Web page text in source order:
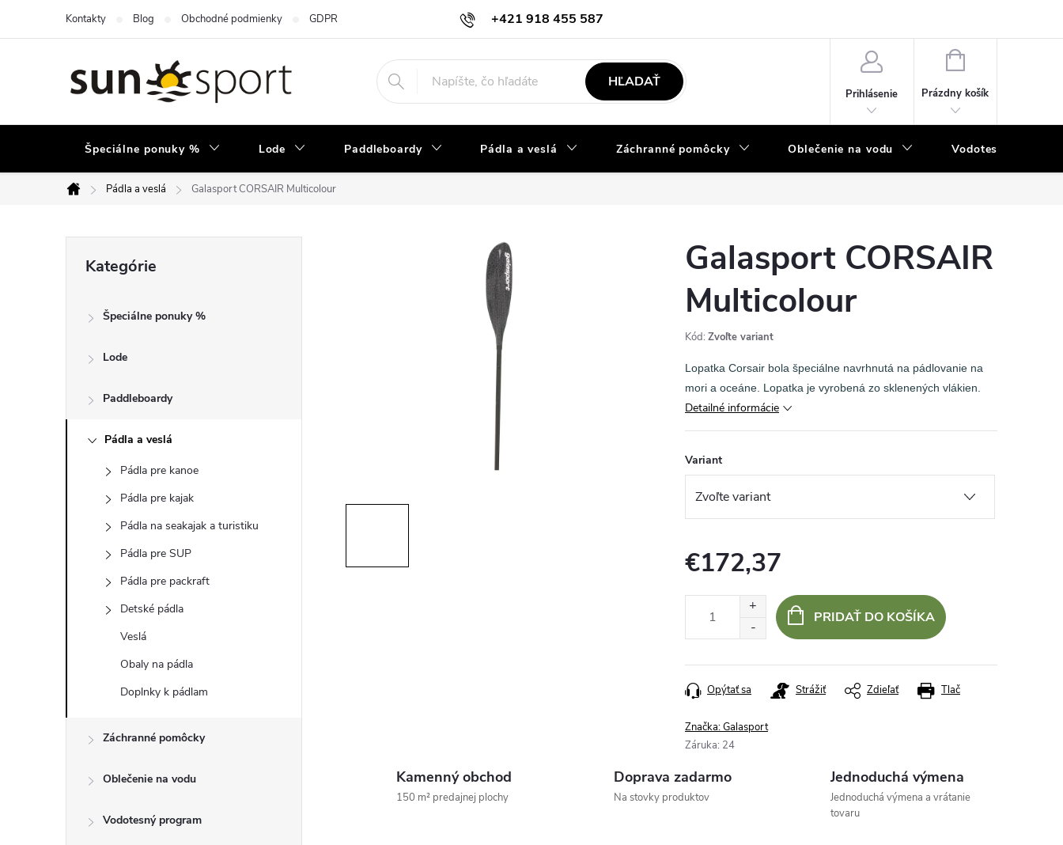
+421 918 455 587
info@vodacky-obchod.sk
Kontakty Blog Obchodné podmienky GDPR
HĽADAŤ
Prihlásenie
NÁKUPNÝ
Prázdny košík
Špeciálne ponuky % Lode Paddleboardy Pádla a veslá Záchranné pomôcky Oblečenie na vodu Vodotesný program
Domov
Pádla a veslá Galasport CORSAIR Multicolour
ý
kategórie
Kategórie
Špeciálne ponuky %
Lode
Paddleboardy
Pádla a veslá
Pádla pre kanoe
Pádla pre kajak
Pádla na seakajak a turistiku
Pádla pre SUP
Pádla pre packraft
Detské pádla
Veslá
Obaly na pádla
Doplnky k pádlam
Záchranné pomôcky
Oblečenie na vodu
Vodotesný program
Galasport CORSAIR
Multicolour
Kód: Zvoľte variant
Lopatka Corsair bola špeciálne navrhnutá na pádlovanie na
mori a oceáne. Lopatka je vyrobená zo sklenených vlákien.
Detailné informácie
Variant
€172,37
PRIDAŤ DO KOŠÍKA
Tlač
Opýtať sa Strážiť Zdieľať
Značka:Galasport
Záruka: 24
Kamenný obchod
150 m² predajnej plochy
Doprava zadarmo
Na stovky produktov
Jednoduchá výmena
Jednoduchá výmena a vrátanie
tovaru